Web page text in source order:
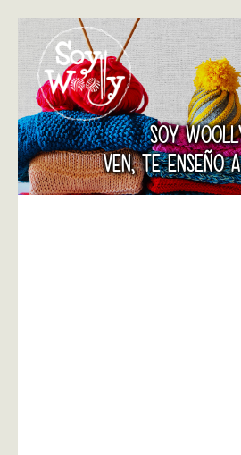
SOY
VEN, TE ENSEÑO